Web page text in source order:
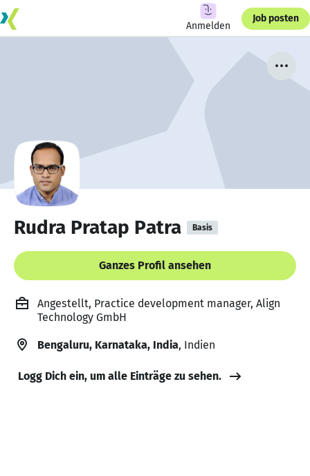
Anmelden
Job posten
Rudra Pratap Patra Basis
Ganzes Profil ansehen
Angestellt, Practice development manager, Align
Technology GmbH
Bengaluru, Karnataka, India, Indien
Logg Dich ein, um alle Einträge zu sehen.